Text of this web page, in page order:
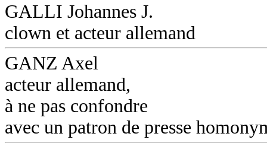
GALLI Johannes J.
clown et acteur allemand
GANZ Axel
acteur allemand,
à ne pas confondre
avec un patron de presse